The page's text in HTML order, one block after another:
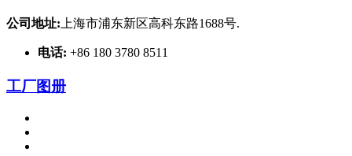
公司地址: 上海市浦东新区高科东路1688号.
电话: +86 180 3780 8511
工厂图册